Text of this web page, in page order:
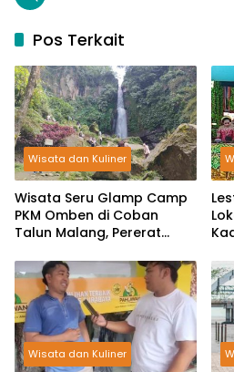
Pos Terkait
Wisata dan Kuliner
Wisata Seru Glamp Camp
PKM Omben di Coban
Talun Malang, Pererat
Komunitas
Wisata dan Kuliner